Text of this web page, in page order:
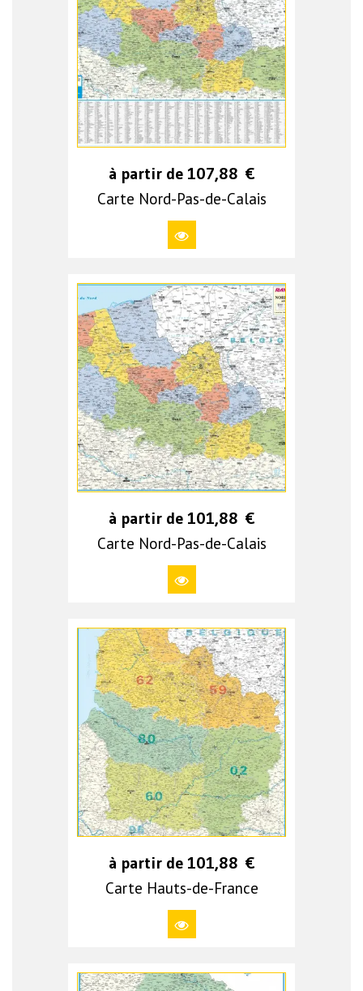
à partir de 107,88 €
Carte Nord-Pas-de-Calais
à partir de 101,88 €
Carte Nord-Pas-de-Calais
à partir de 101,88 €
Carte Hauts-de-France